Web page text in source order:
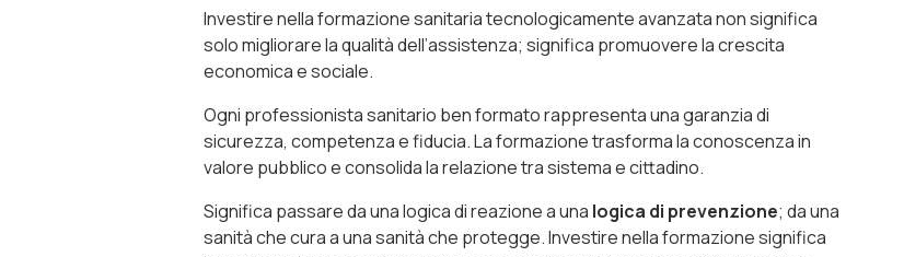
Investire nella formazione sanitaria tecnologicamente avanzata non significa
solo migliorare la qualità dell’assistenza; significa promuovere la crescita
economica e sociale.
Ogni professionista sanitario ben formato rappresenta una garanzia di
sicurezza, competenza e fiducia. La formazione trasforma la conoscenza in
valore pubblico e consolida la relazione tra sistema e cittadino.
Significa passare da una logica di reazione a una logica di prevenzione; da una
sanità che cura a una sanità che protegge. Investire nella formazione significa